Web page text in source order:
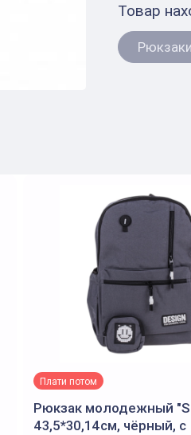
Товар
Плати потом
Рюкзак молодежный
43,5*30,14см, чёрный, с